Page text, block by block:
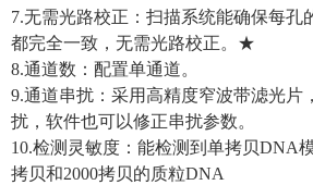
7.无需光路校正：扫描系统能确保每孔
都完全一致，无需光路校正。★
8.通道数：配置单通道。
9.通道串扰：采用高精度窄波带滤光片
扰，软件也可以修正串扰参数。
10.检测灵敏度：能检测到单拷贝DNA
拷贝和2000拷贝的质粒DNA